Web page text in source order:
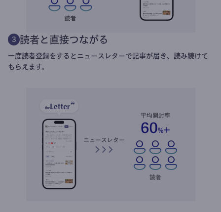
3 読者と直接つながる
一度読者登録をするとニュースレターで記事が届き、読み続けて
もらえます。